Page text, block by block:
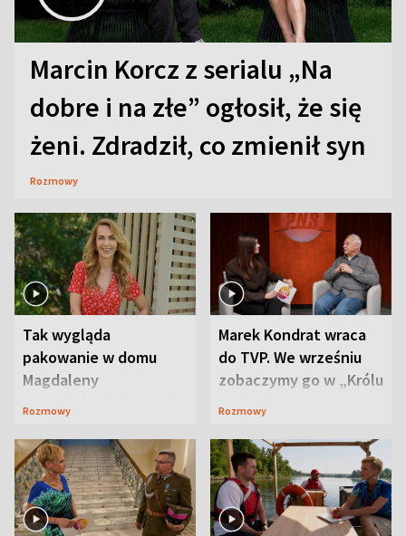
Marcin Korcz z serialu „Na
dobre i na złe” ogłosił, że się
żeni. Zdradził, co zmienił syn
Rozmowy
Tak wygląda
pakowanie w domu
Magdaleny
Waligórskiej-Lisieckiej.
Rozmowy
Marek Kondrat wraca
do TVP. We wrześniu
zobaczymy go w „Królu
Maciusiu I”
Rozmowy